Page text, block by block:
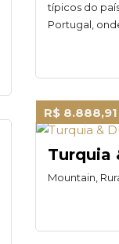
típicos do
Portugal,
R$ 8.888,91
Turquia
Mountain,